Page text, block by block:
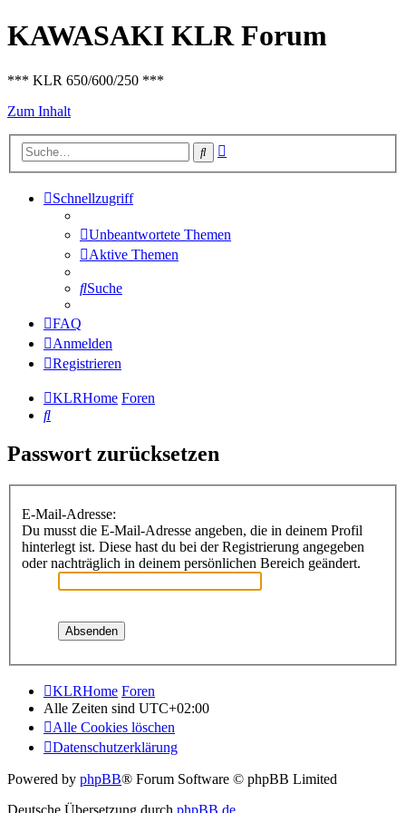
KAWASAKI KLR Forum
*** KLR 650/600/250 ***
Zum Inhalt
Suche
Schnellzugriff
Unbeantwortete Themen
Aktive Themen
Suche
FAQ
Anmelden
Registrieren
KLRHome Foren
Suche
Passwort zurücksetzen
E-Mail-Adresse:
Du musst die E-Mail-Adresse angeben, die in deinem Profil
hinterlegt ist. Diese hast du bei der Registrierung angegeben
oder nachträglich in deinem persönlichen Bereich geändert.
KLRHome Foren
Alle Zeiten sind UTC+02:00
Alle Cookies löschen
Datenschutzerklärung
Powered by phpBB® Forum Software © phpBB Limited
Deutsche Übersetzung durch phpBB.de